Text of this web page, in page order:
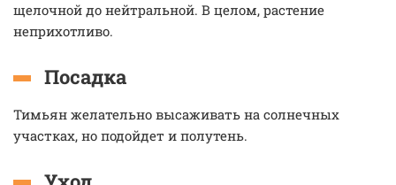
щелочной до нейтральной. В целом, растение
неприхотливо.
Посадка
Тимьян желательно высаживать на солнечных
участках, но подойдет и полутень.